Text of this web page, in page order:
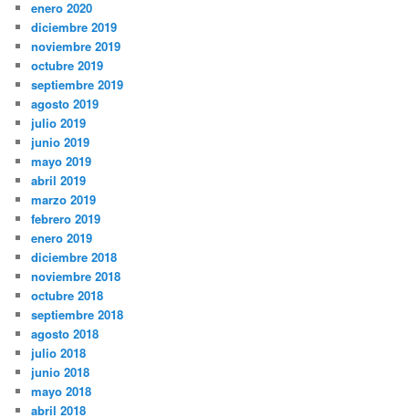
enero 2020
diciembre 2019
noviembre 2019
octubre 2019
septiembre 2019
agosto 2019
julio 2019
junio 2019
mayo 2019
abril 2019
marzo 2019
febrero 2019
enero 2019
diciembre 2018
noviembre 2018
octubre 2018
septiembre 2018
agosto 2018
julio 2018
junio 2018
mayo 2018
abril 2018